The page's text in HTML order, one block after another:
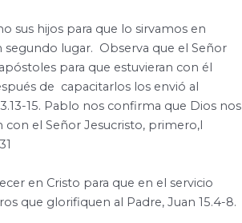
sus hijos para que lo sirvamos en
segundo lugar. Observa que el Señor
para que estuvieran con él
de capacitarlos los envió al
15. Pablo nos confirma que Dios nos
con el Señor Jesucristo, primero,I
en Cristo para que en el servicio
que glorifiquen al Padre, Juan 15.4-8.